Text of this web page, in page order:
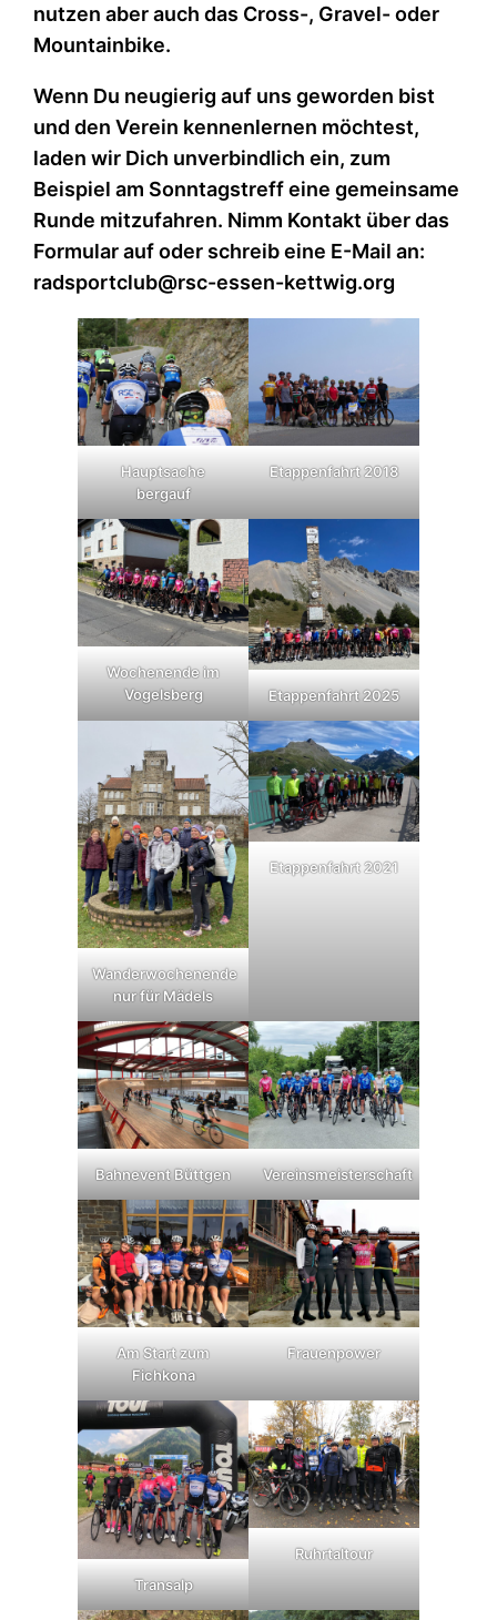
nutzen aber auch das Cross-, Gravel- oder
Mountainbike.
Wenn Du neugierig auf uns geworden bist
und den Verein kennenlernen möchtest,
laden wir Dich unverbindlich ein, zum
Beispiel am Sonntagstreff eine gemeinsame
Runde mitzufahren. Nimm Kontakt über das
Formular auf oder schreib eine E-Mail an:
radsportclub@rsc-essen-kettwig.org
Hauptsache
bergauf
Etappenfahrt 2018
Wochenende im
Vogelsberg
Etappenfahrt 2025
Wanderwochenende
nur für Mädels
Etappenfahrt 2021
Bahnevent Büttgen Vereinsmeisterschaft
Am Start zum
Fichkona
Frauenpower
Transalp
Ruhrtaltour